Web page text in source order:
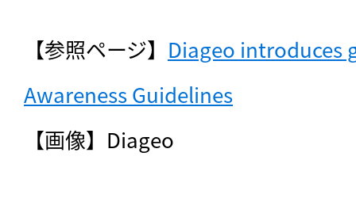
【参照ページ】 Diageo introduces
Awareness Guidelines
【画像】Diageo